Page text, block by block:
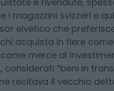
sulla
delle opere (non
beni custoditi da
e rivendute,
i magazzini svizzeri e
elvetico che preferisce
acquista in fiere come